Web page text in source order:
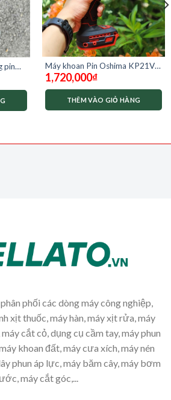
pin
Máy khoan Pin Oshima KP21V-
13NG120-D1 ( chưa có pin sạc)
1,720,000₫
THÊM VÀO GIỎ HÀNG
phối các dòng máy công nghiệp,
xịt thuốc, máy hàn, máy xịt rửa, máy
cắt cỏ, dụng cụ cầm tay, máy phun
khoan đất, máy cưa xích, máy nén
phun áp lực, máy băm cây, máy bơm
máy cắt góc,...